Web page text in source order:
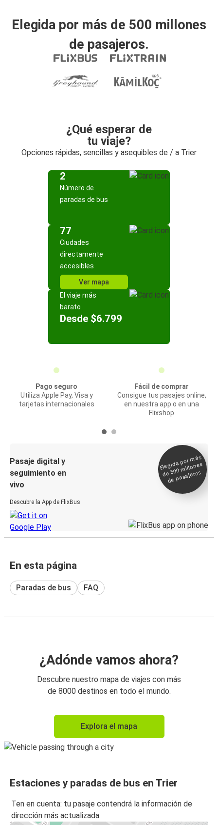
Elegida por más de 500 millones
de pasajeros.
¿Qué esperar de
tu viaje?
Opciones rápidas, sencillas y asequibles de / a Trier
2
Número de
paradas de bus
77
Ciudades
directamente
accesibles
Ver mapa
El viaje más
barato
Desde $6.799
Pago seguro
Utiliza Apple Pay, Visa y
tarjetas internacionales
Fácil de comprar
Consigue tus pasajes online,
en nuestra app o en una
Flixshop
Pasaje digital y
seguimiento en
vivo
Descubre la App de FlixBus
Elegida por
más
de 500
millones
de pasajeros
En esta página
Paradas de bus FAQ
¿Adónde vamos ahora?
Descubre nuestro mapa de viajes con más
de 8000 destinos en todo el mundo.
Explora el mapa
Estaciones y paradas de bus en Trier
Ten en cuenta: tu pasaje contendrá la información de
dirección más actualizada.